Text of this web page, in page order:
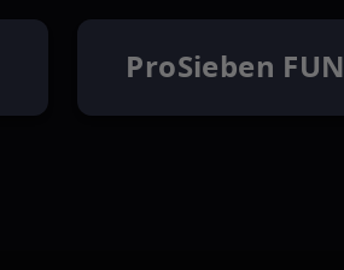
ProSieben FUN